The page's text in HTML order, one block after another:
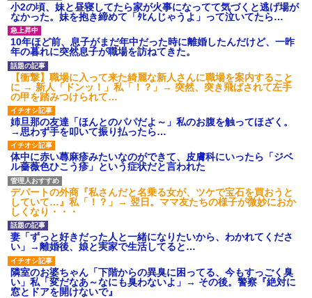
小2の頃、妹と昼寝してたら家が火事になってて気づくと逃げ場が
なかった。妹を抱き締めて「ﾀﾋんじゃうよ」って泣いてたら…
10年ほど前、息子がまだ年中だった時に離婚したんだけど、一昨
年の暮れに突然息子が職場を訪ねてきた。
【衝撃】職場に入って来た綺麗な新人さんに職場を案内すること
に → 新人「ドンッ！」私「！？」→ 突然、突き飛ばされて左手
の甲を踏みつけられて…
姉旦那の友達「ほんとのパパだよ～」私のお腹を触ってほざく。
→思わず手を叩いて振り払ったら…
体中に赤い蕁麻疹みたいなのができて、皮膚科にいったら「ジベ
ル薔薇色ひこう疹」という症状だと言われた
デパートの外商『私さんだと名乗る女が、ツケで宝石を買おうと
していて…』私「！？」→ 翌日。ママ友たちの様子が微妙におか
しくなり・・・
妻「ずっと好きだった人と一緒になりたいから、わかれてくださ
い」→離婚後、娘と実家で生活してると…
隣室のお婆ちゃん「下階からの異臭に困ってる、今もすっごく臭
い」私「変だなあ～なにも臭わないよ」→ その後。警察『絶対に
窓とドアを開けないで』